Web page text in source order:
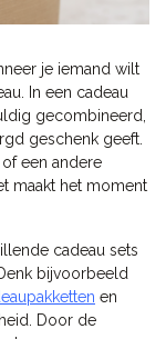
je iemand wilt
In een cadeau
gecombineerd,
geschenk geeft.
een andere
maakt het moment
cadeau sets
bijvoorbeeld
en
Door de